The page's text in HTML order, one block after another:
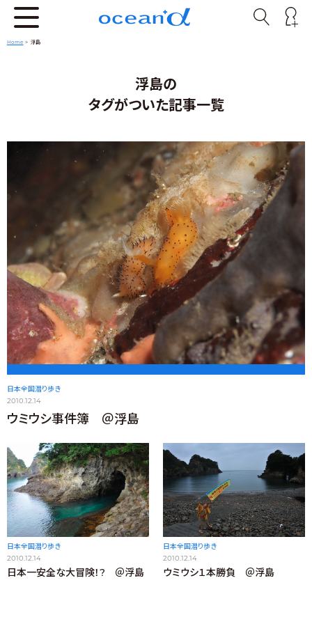
Home > 浮島
浮島の
タグがついた記事一覧
日本全国潜り歩き
2010.12.14
ウミウシ事件簿 ＠浮島
日本全国潜り歩き
2010.12.14
日本一安全な大冒険！? ＠浮島
日本全国潜り歩き
2010.12.14
ウミウシ１本勝負 ＠浮島